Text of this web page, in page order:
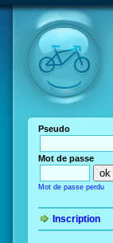
Pseudo
Mot de passe
Mot de passe perdu
Inscription